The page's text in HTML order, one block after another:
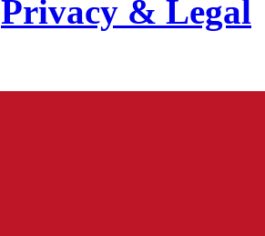
Privacy & Legal